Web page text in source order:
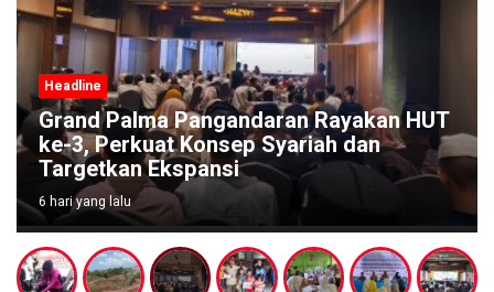
Headline
Grand Palma Pangandaran Rayakan HUT
ke-3, Perkuat Konsep Syariah dan
Targetkan Ekspansi
6 hari yang lalu